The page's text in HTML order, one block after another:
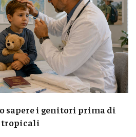
sapere i genitori prima di
tropicali